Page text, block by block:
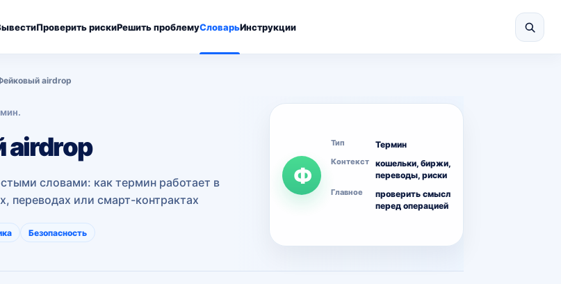
Проверить рискиРешить проблемуСловарьИнструкции
airdrop
airdrop
словами: как термин работает в
переводах или смарт-контрактах
Безопасность
Ф
Тип Термин
Контекст
кошельки, биржи,
переводы, риски
Главное
проверить смысл
перед операцией